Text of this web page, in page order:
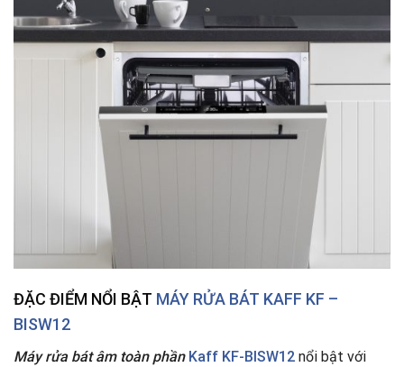
ĐẶC ĐIỂM NỔI BẬT MÁY RỬA BÁT KAFF KF –
BISW12
Máy rửa bát âm toàn phần Kaff KF-BISW12 nổi bật với